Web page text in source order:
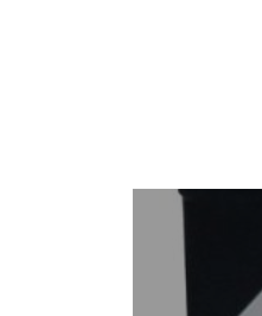
Navigare
articole